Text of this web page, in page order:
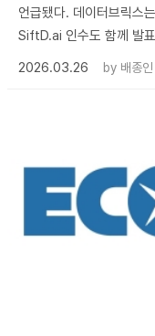
언급됐다. 데이터브릭스
SiftD.ai 인수도 함께 발
2026.03.26
by 배종